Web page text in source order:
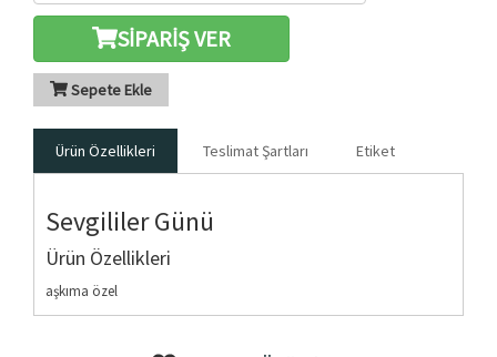
SİPARİŞ VER
Sepete Ekle
Ürün Özellikleri Teslimat Şartları Etiket
Sevgililer Günü
Ürün Özellikleri
aşkıma özel